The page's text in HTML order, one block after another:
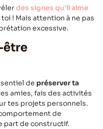
des signes qu’il aime
toi ! Mais attention à ne pas
excessive.
être
de préserver ta
amies, fais des activités
tes projets personnels.
de
part de constructif.